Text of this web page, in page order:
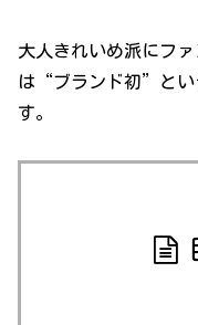
大人きれいめ派にフ
は“ブランド初”とい
す。